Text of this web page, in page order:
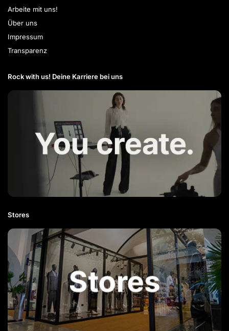
Arbeite mit uns!
Über uns
Impressum
Transparenz
Rock with us! Deine Karriere bei uns​
Stores